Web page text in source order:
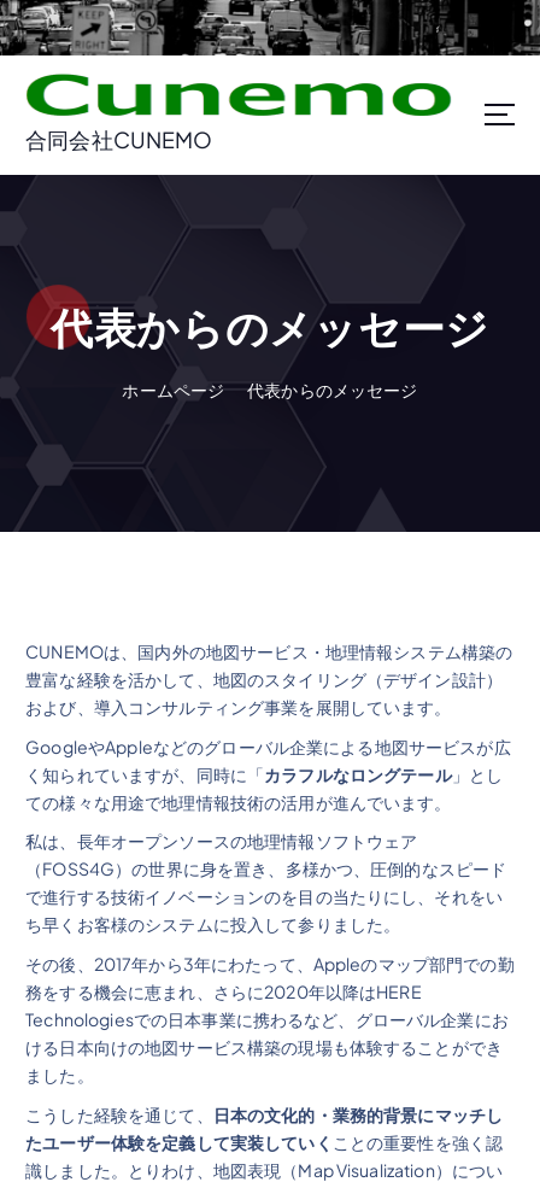
コ
ン
ス
キ
合同会社CUNEMO
代表からのメッセージ
ホームページ 代表からのメッセージ
CUNEMOは、国内外の地図サービス・地理情報システム構築の
豊富な経験を活かして、地図のスタイリング（デザイン設計）
および、導入コンサルティング事業を展開しています。
GoogleやAppleなどのグローバル企業による地図サービスが広
く知られていますが、同時に「カラフルなロングテール」とし
ての様々な用途で地理情報技術の活用が進んでいます。
私は、長年オープンソースの地理情報ソフトウェア
（FOSS4G）の世界に身を置き、多様かつ、圧倒的なスピード
で進行する技術イノベーションのを目の当たりにし、それをい
ち早くお客様のシステムに投入して参りました。
その後、2017年から3年にわたって、Appleのマップ部門での勤
務をする機会に恵まれ、さらに2020年以降はHERE
Technologiesでの日本事業に携わるなど、グローバル企業にお
ける日本向けの地図サービス構築の現場も体験することができ
ました。
こうした経験を通じて、
日本の文化的・業務的背景にマッチし
たユーザー体験を定義して実装していく ことの重要性を強く認
識しました。とりわけ、地図表現（Map Visualization）につい